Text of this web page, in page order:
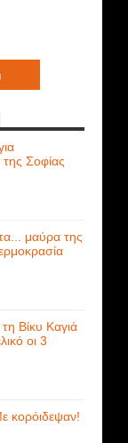
Σοφίας
μαύρα της
Βίκυ Καγιά
οι 3
κορόιδεψαν!